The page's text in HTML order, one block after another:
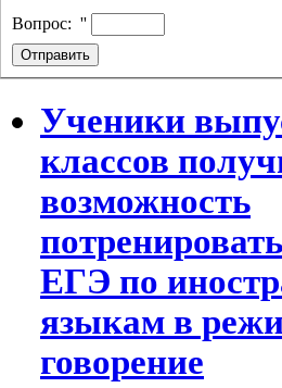
Вопрос: ''
Ученики
классов
возможность
ЕГЭ по
языкам в
говорение